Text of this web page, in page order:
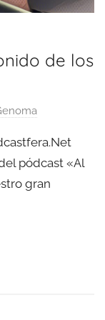
de los
pódcast «Al
gran